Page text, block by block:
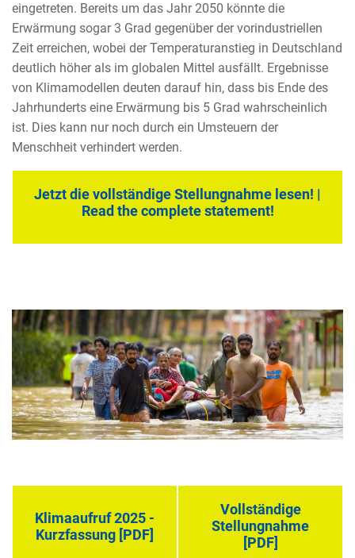
eingetreten. Bereits um das Jahr 2050 könnte die
Erwärmung sogar 3 Grad gegenüber der vorindustriellen
Zeit erreichen, wobei der Temperaturanstieg in Deutschland
deutlich höher als im globalen Mittel ausfällt. Ergebnisse
von Klimamodellen deuten darauf hin, dass bis Ende des
Jahrhunderts eine Erwärmung bis 5 Grad wahrscheinlich
ist. Dies kann nur noch durch ein Umsteuern der
Menschheit verhindert werden.
Jetzt die vollständige Stellungnahme lesen! |
Read the complete statement!
Klimaaufruf 2025 -
Kurzfassung [PDF]
Vollständige
Stellungnahme
[PDF]